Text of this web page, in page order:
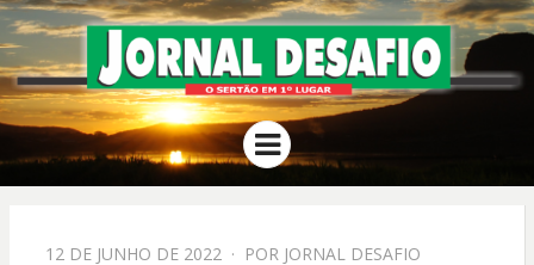
JORNAL
DESAFIO
O Sertão em 1º Lugar
Menu
PPOSTADO
12 DE JUNHO DE 2022 POR JORNAL DESAFIO